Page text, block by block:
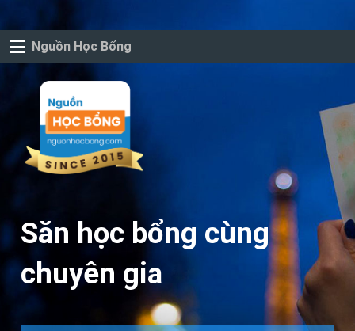
Nguồn Học Bổng
Săn học bổng cùng
chuyên gia